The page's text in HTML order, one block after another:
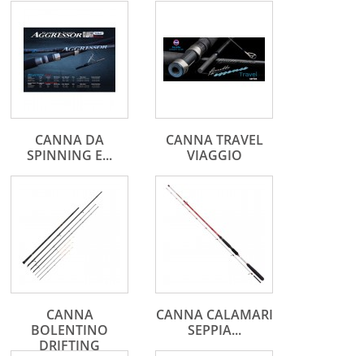
CANNA DA
SPINNING E...
CANNA TRAVEL
VIAGGIO
CANNA
BOLENTINO
DRIFTING
CANNA CALAMARI
SEPPIA...